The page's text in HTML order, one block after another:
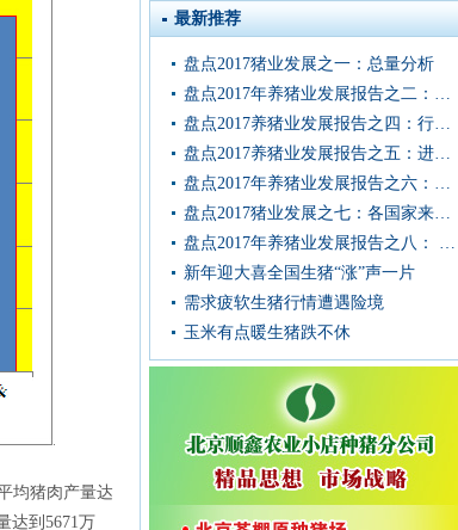
均猪肉产量达
达到5671万
最新推荐
盘点2017猪业发展之一：总量分析
盘点2017年养猪业发展报告之二：遗传改良
盘点2017养猪业发展报告之四：行情分析
盘点2017养猪业发展报告之五：进出口与消费
盘点2017年养猪业发展报告之六：原料分析
盘点2017猪业发展之七：各国家来源种猪性能试验与繁殖性能
盘点2017年养猪业发展报告之八： 2017年生猪出栏与人均消费
新年迎大喜全国生猪“涨”声一片
需求疲软生猪行情遭遇险境
玉米有点暖生猪跌不休